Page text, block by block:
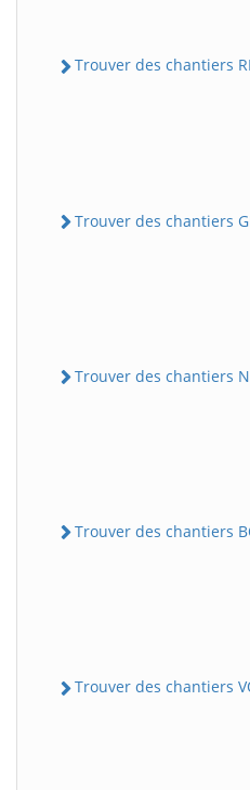
Trouver des chantiers
Trouver des chantiers
Trouver des chantiers
Trouver des chantiers
Trouver des chantiers